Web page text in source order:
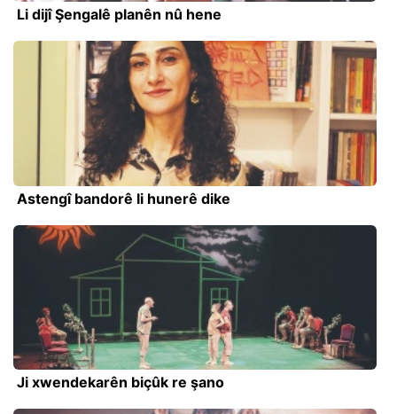
Li dijî Şengalê planên nû hene
Astengî bandorê li hunerê dike
Ji xwendekarên biçûk re şano